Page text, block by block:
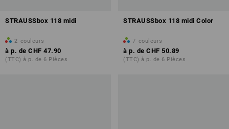
STRAUSSbox 118 midi
2 couleurs
à p. de CHF 47.90
(TTC) à p. de 6 Pièces
STRAUSSbox 118 midi Color
7 couleurs
à p. de CHF 50.89
(TTC) à p. de 6 Pièces